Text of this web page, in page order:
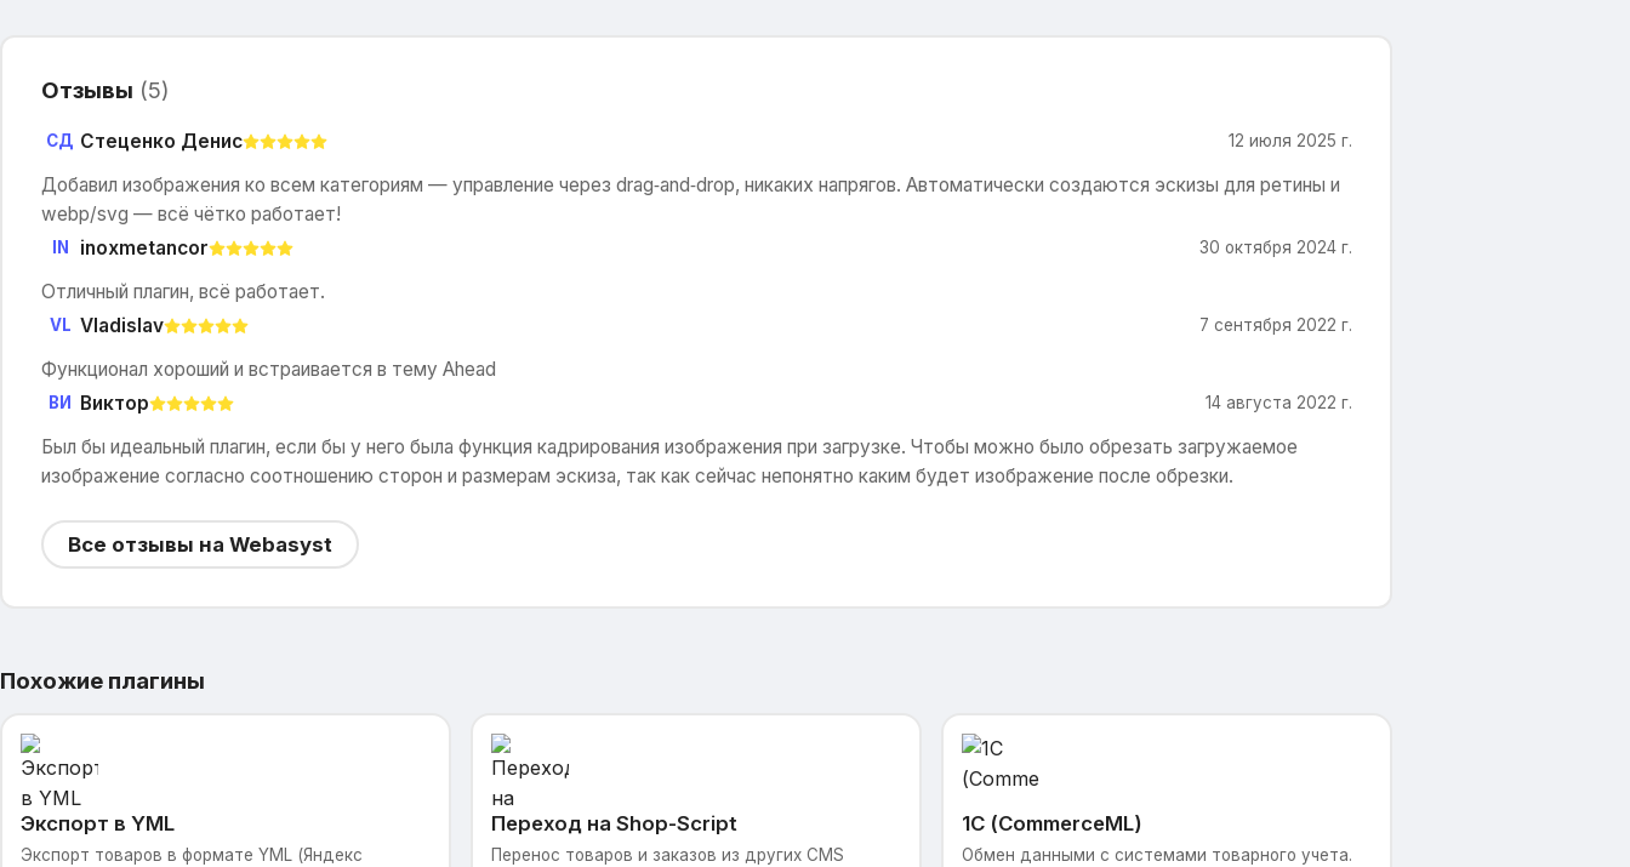
Отзывы (5)
СД Стеценко Денис 12 июля 2025 г.
Добавил изображения ко всем категориям — управление через drag‑and‑drop, никаких напрягов. Автоматически создаются эскизы для ретины и
webp/svg — всё чётко работает!
IN inoxmetancor 30 октября 2024 г.
Отличный плагин, всё работает.
VL Vladislav 7 сентября 2022 г.
Функционал хороший и встраивается в тему Ahead
ВИ Виктор 14 августа 2022 г.
Был бы идеальный плагин, если бы у него была функция кадрирования изображения при загрузке. Чтобы можно было обрезать загружаемое
изображение согласно соотношению сторон и размерам эскиза, так как сейчас непонятно каким будет изображение после обрезки.
Все отзывы на Webasyst
Похожие плагины
Экспорт в YML
Экспорт товаров в формате YML (Яндекс
Переход на Shop-Script
Перенос товаров и заказов из других CMS
1С (CommerceML)
Обмен данными с системами товарного учета.